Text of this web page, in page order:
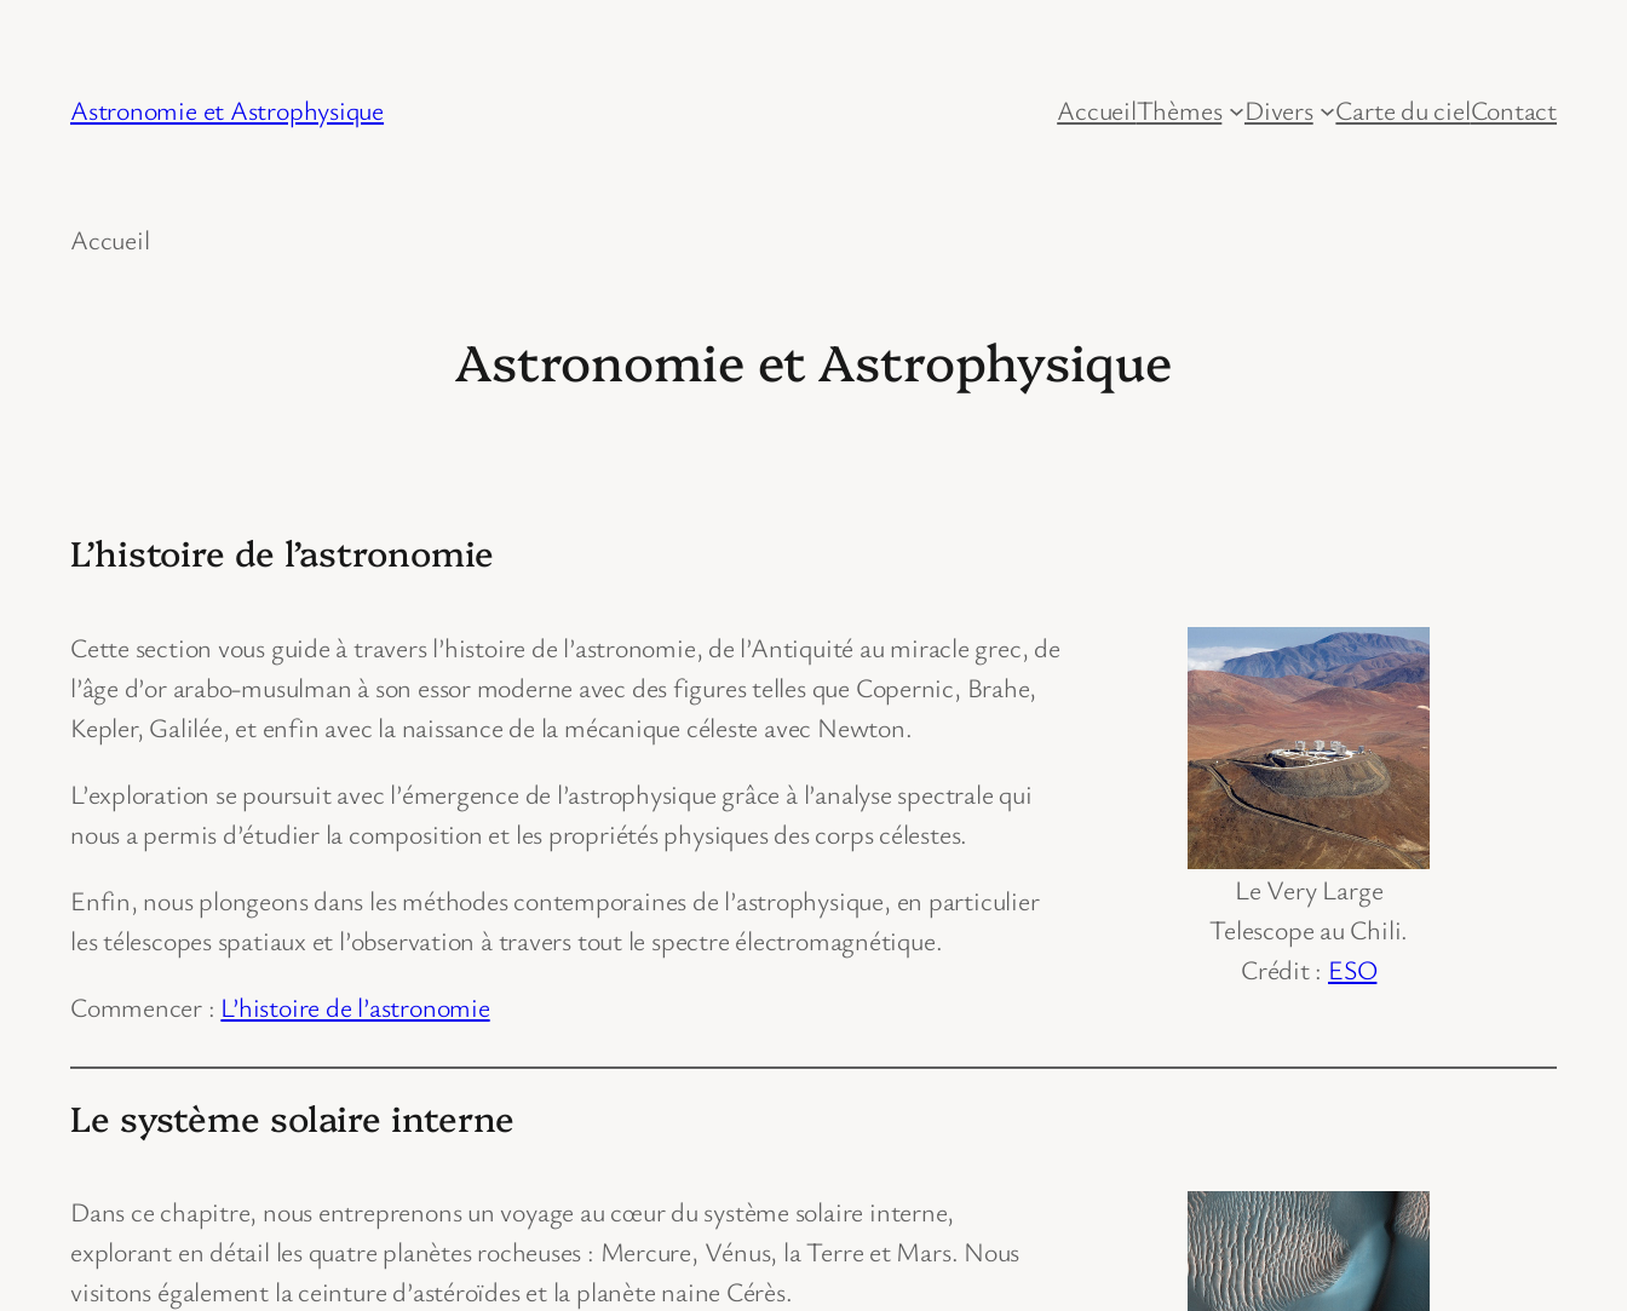
Astronomie et Astrophysique AccueilThèmes Divers Carte du cielContact
Accueil
Astronomie et Astrophysique
L’histoire de l’astronomie
Cette section vous guide à travers l’histoire de l’astronomie, de l’Antiquité au miracle grec, de
l’âge d’or arabo-musulman à son essor moderne avec des figures telles que Copernic, Brahe,
Kepler, Galilée, et enfin avec la naissance de la mécanique céleste avec Newton.
L’exploration se poursuit avec l’émergence de l’astrophysique grâce à l’analyse spectrale qui
nous a permis d’étudier la composition et les propriétés physiques des corps célestes.
Enfin, nous plongeons dans les méthodes contemporaines de l’astrophysique, en particulier
les télescopes spatiaux et l’observation à travers tout le spectre électromagnétique.
Commencer : L’histoire de l’astronomie
Le Very Large
Telescope au Chili.
Crédit : ESO
Le système solaire interne
Dans ce chapitre, nous entreprenons un voyage au cœur du système solaire interne,
explorant en détail les quatre planètes rocheuses : Mercure, Vénus, la Terre et Mars. Nous
visitons également la ceinture d’astéroïdes et la planète naine Cérès.